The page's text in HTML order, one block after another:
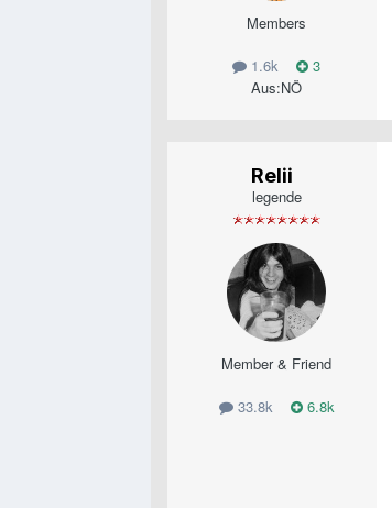
Members
1.6k
3
Aus:NÖ
Relii
legende
Member & Friend
33.8k 6.8k